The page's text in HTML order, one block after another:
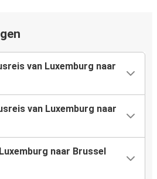
van Luxemburg naar
van Luxemburg naar
naar Brussel